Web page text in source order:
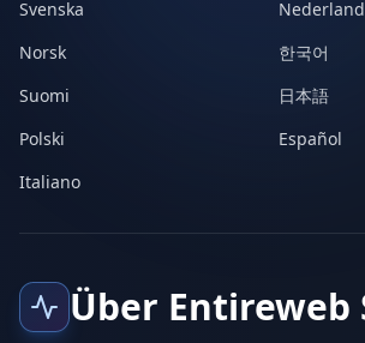
Svenska
Norsk
한국어
Suomi
日本語
Polski
Español
Italiano
Über Entireweb